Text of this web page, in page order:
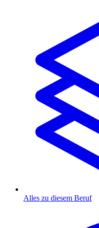
Alles zu diesem Beruf